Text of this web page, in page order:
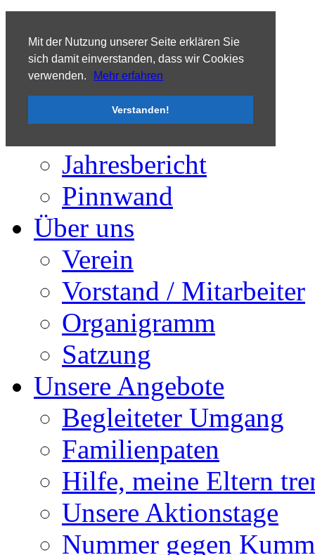
Mit der Nutzung unserer Seite erklären Sie
sich damit einverstanden, dass wir Cookies
verwenden.
Mehr erfahren
Verstanden!
Aktuelles
Termine / Ankündigungen
Presse
Jahresbericht
Pinnwand
Über uns
Verein
Vorstand / Mitarbeiter
Organigramm
Satzung
Unsere Angebote
Begleiteter Umgang
Familienpaten
Hilfe, meine Eltern
Unsere Aktionstage
Nummer gegen